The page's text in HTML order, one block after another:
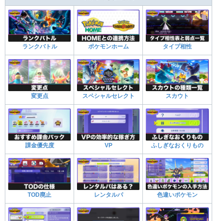
ランクバトル ポケモンホーム タイプ相性
変更点 スペシャルセレクト スカウト
課金優先度 VP ふしぎなおくりもの
TOD廃止 レンタルパ 色違いポケモン